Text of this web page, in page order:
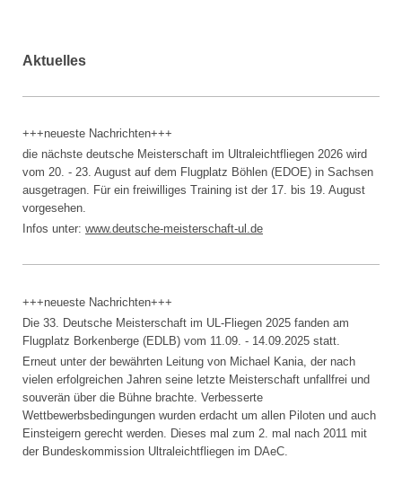
Aktuelles
+++neueste Nachrichten+++
die nächste deutsche Meisterschaft im Ultraleichtfliegen 2026 wird
vom 20. - 23. August auf dem Flugplatz Böhlen (EDOE) in Sachsen
ausgetragen. Für ein freiwilliges Training ist der 17. bis 19. August
vorgesehen.
Infos unter: www.deutsche-meisterschaft-ul.de
+++neueste Nachrichten+++
Die 33. Deutsche Meisterschaft im UL-Fliegen 2025 fanden am
Flugplatz Borkenberge (EDLB) vom 11.09. - 14.09.2025 statt.
Erneut unter der bewährten Leitung von Michael Kania, der nach
vielen erfolgreichen Jahren seine letzte Meisterschaft unfallfrei und
souverän über die Bühne brachte. Verbesserte
Wettbewerbsbedingungen wurden erdacht um allen Piloten und auch
Einsteigern gerecht werden. Dieses mal zum 2. mal nach 2011 mit
der Bundeskommission Ultraleichtfliegen im DAeC.